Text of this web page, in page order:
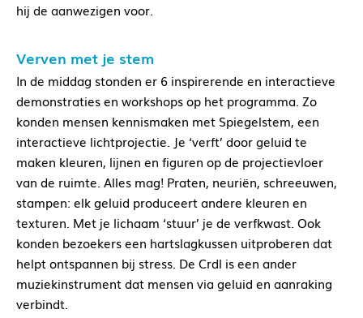
hij de aanwezigen voor.
Verven met je stem
In de middag stonden er 6 inspirerende en interactieve
demonstraties en workshops op het programma. Zo
konden mensen kennismaken met Spiegelstem, een
interactieve lichtprojectie. Je ‘verft’ door geluid te
maken kleuren, lijnen en figuren op de projectievloer
van de ruimte. Alles mag! Praten, neuriën, schreeuwen,
stampen: elk geluid produceert andere kleuren en
texturen. Met je lichaam ‘stuur’ je de verfkwast. Ook
konden bezoekers een hartslagkussen uitproberen dat
helpt ontspannen bij stress. De Crdl is een ander
muziekinstrument dat mensen via geluid en aanraking
verbindt.